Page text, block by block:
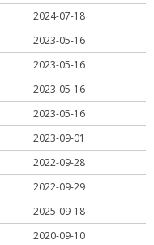
2024-07-18
2023-05-16
2023-05-16
2023-05-16
2023-05-16
2023-09-01
2022-09-28
2022-09-29
2025-09-18
2020-09-10